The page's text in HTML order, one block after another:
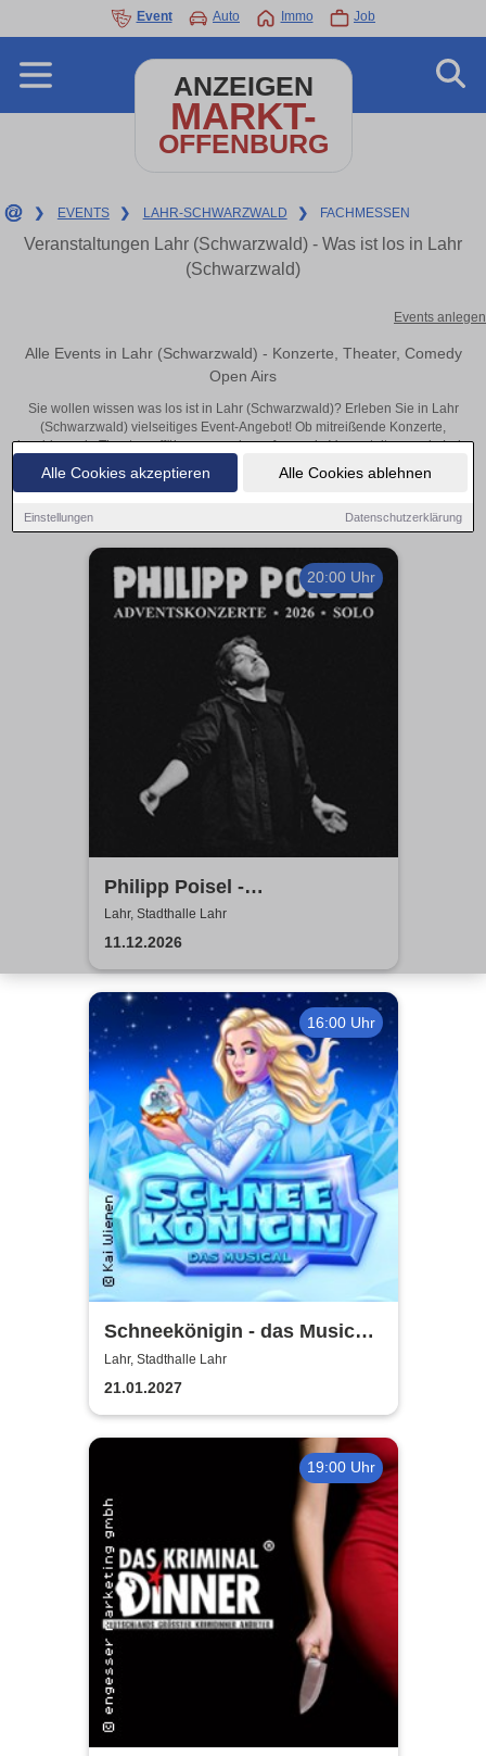
Alle Cookies akzeptieren Alle Cookies ablehnen
Einstellungen Datenschutzerklärung
Event Auto Immo Job
ANZEIGEN
MARKT-
OFFENBURG
❯ EVENTS ❯ LAHR-SCHWARZWALD ❯ FACHMESSEN
Veranstaltungen Lahr (Schwarzwald) - Was ist los in Lahr
(Schwarzwald)
Events anlegen
Alle Events in Lahr (Schwarzwald) - Konzerte, Theater, Comedy
Open Airs
Sie wollen wissen was los ist in Lahr (Schwarzwald)? Erleben Sie in Lahr
(Schwarzwald) vielseitiges Event-Angebot! Ob mitreißende Konzerte,
inspirierende Theateraufführungen oder aufregende Veranstaltungen in Lahr
(Schwarzwald) – hier finden alles im Überblick und Tickets.
20:00 Uhr
Philipp Poisel -
Adventskonzerte 2026 - Solo
Lahr, Stadthalle Lahr
11.12.2026
16:00 Uhr
Schneekönigin - das Musical |
Theater Liberi
Lahr, Stadthalle Lahr
21.01.2027
19:00 Uhr